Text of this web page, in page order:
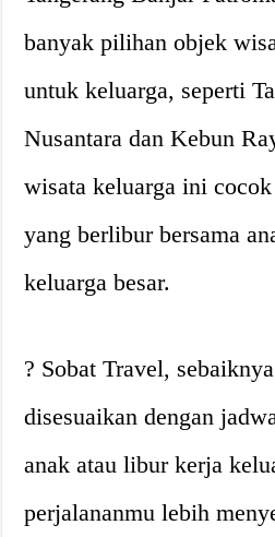
banyak pilihan objek
untuk keluarga, seperti
Nusantara dan Kebun
wisata keluarga ini
yang berlibur bersama
keluarga besar.
? Sobat Travel,
disesuaikan dengan
anak atau libur kerja
perjalananmu lebih